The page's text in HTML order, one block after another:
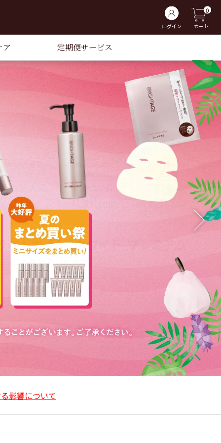
ログイン カート
0
ア 定期便サービス
Next
影響について